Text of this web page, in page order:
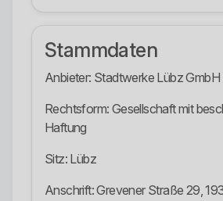
Stammdaten
Anbieter: Stadtwerke Lübz GmbH
Rechtsform: Gesellschaft mit
Haftung
Sitz: Lübz
Anschrift: Grevener Straße 29,